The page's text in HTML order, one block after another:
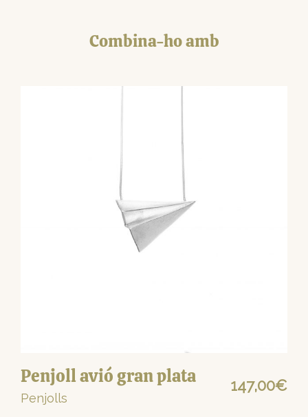
Combina-ho amb
Penjoll avió gran plata
Penjolls
147,00€